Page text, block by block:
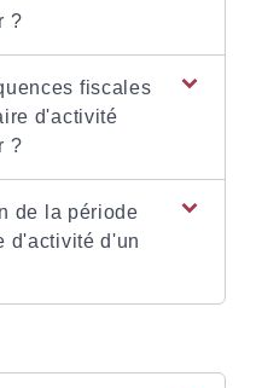
?
fiscales
d'activité
?
de la période
d'activité d'un